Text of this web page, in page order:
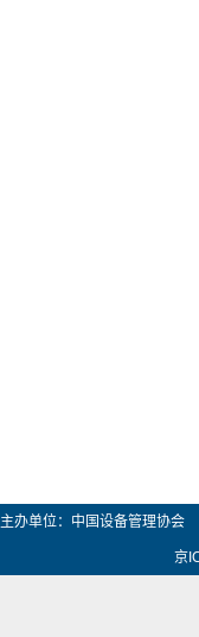
主办单位：中国设备管理协会
京